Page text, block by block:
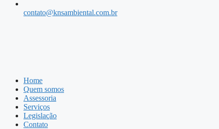
contato@knsambiental.com.br
Home
Quem somos
Assessoria
Serviços
Legislação
Contato